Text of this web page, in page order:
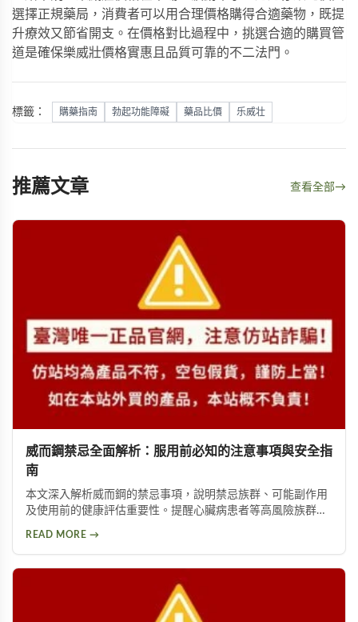
選擇正規藥局，消費者可以用合理價格購得合適藥物，既提
升療效又節省開支。在價格對比過程中，挑選合適的購買管
道是確保樂威壯價格實惠且品質可靠的不二法門。
標籤： 購藥指南 勃起功能障礙 藥品比價 乐威壮
推薦文章 查看全部→
威而鋼禁忌全面解析：服用前必知的注意事項與安全指
南
本文深入解析威而鋼的禁忌事項，說明禁忌族群、可能副作用
及使用前的健康評估重要性。提醒心臟病患者等高風險族群應
READ MORE →